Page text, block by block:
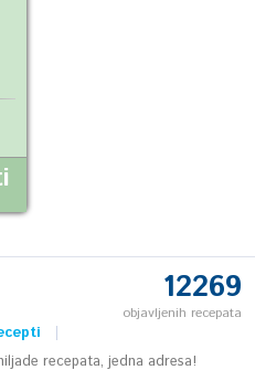
12269
objavljenih recepata
recepata, jedna adresa!